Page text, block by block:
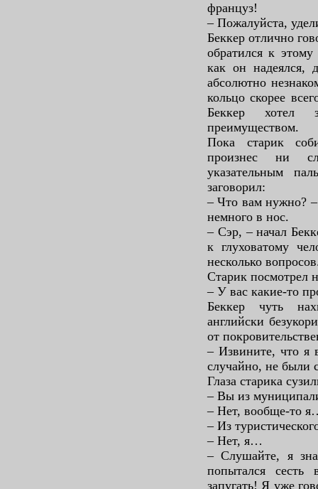
француз!
– Пожалуйста,
Беккер отлично
обратился к
как он надеялся,
абсолютно
кольцо скорее
Беккер хотел
преимуществом.
Пока старик
произнес ни
указательным
заговорил:
– Что вам нужно?
немного в нос.
– Сэр, – начал
к глуховатому
несколько
Старик посмотрел
– У вас какие-то
Беккер чуть
английски
от
– Извините, что я
случайно, не были
Глаза старика
– Вы из
– Нет, вообще-то
– Из
– Нет, я…
– Слушайте, я
попытался
запугать! Я уже